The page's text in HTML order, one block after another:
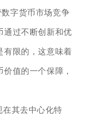
字货币市场竞争
通过不断创新和优
有限的，这意味着
值的一个保障，
其去中心化特